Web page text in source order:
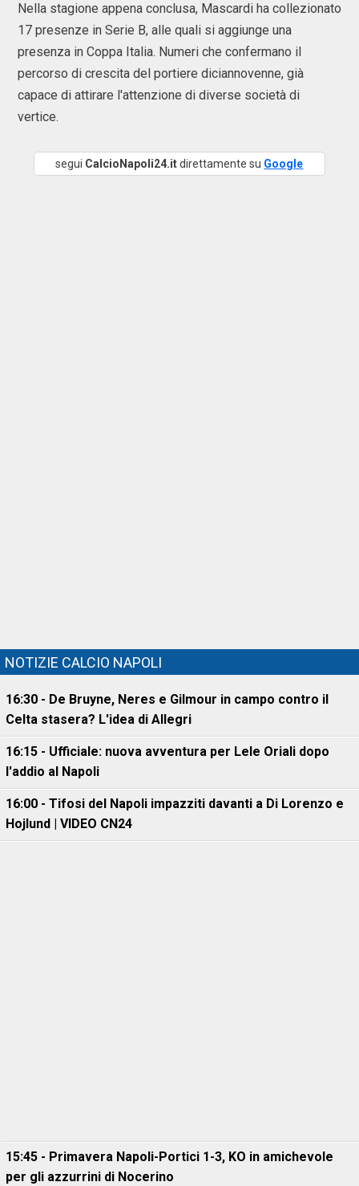
Nella stagione appena conclusa, Mascardi ha collezionato
17 presenze in Serie B, alle quali si aggiunge una
presenza in Coppa Italia. Numeri che confermano il
percorso di crescita del portiere diciannovenne, già
capace di attirare l'attenzione di diverse società di
vertice.
segui CalcioNapoli24.itdirettamente su Google
NOTIZIE CALCIO NAPOLI
16:30 - De Bruyne, Neres e Gilmour in campo contro il
Celta stasera? L'idea di Allegri
16:15 - Ufficiale: nuova avventura per Lele Oriali dopo
l'addio al Napoli
16:00 - Tifosi del Napoli impazziti davanti a Di Lorenzo e
Hojlund | VIDEO CN24
15:45 - Primavera Napoli-Portici 1-3, KO in amichevole
per gli azzurrini di Nocerino